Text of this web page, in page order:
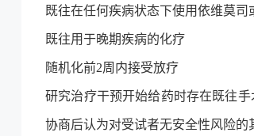
既往在任何疾病状态下使用依维莫
既往用于晚期疾病的化疗
随机化前2周内接受放疗
研究治疗干预开始给药时存在既往
协商后认为对受试者无安全性风险的